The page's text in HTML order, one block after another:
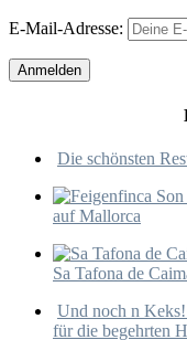
E-Mail-Adresse:
Die schönsten
auf Mallorca
Sa Tafona de
Und noch n
für die begehrten